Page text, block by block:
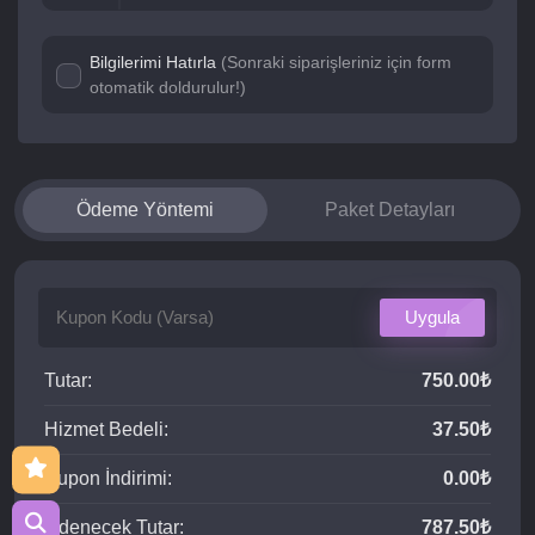
Bilgilerimi Hatırla (Sonraki siparişleriniz için form
otomatik doldurulur!)
Ödeme Yöntemi Paket Detayları
Uygula
Tutar: 750.00₺
Hizmet Bedeli: 37.50₺
Kupon İndirimi: 0.00₺
Ödenecek Tutar: 787.50₺